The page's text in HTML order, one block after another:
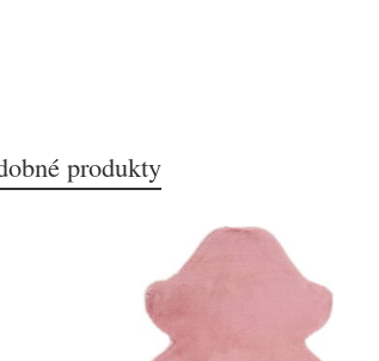
produkty